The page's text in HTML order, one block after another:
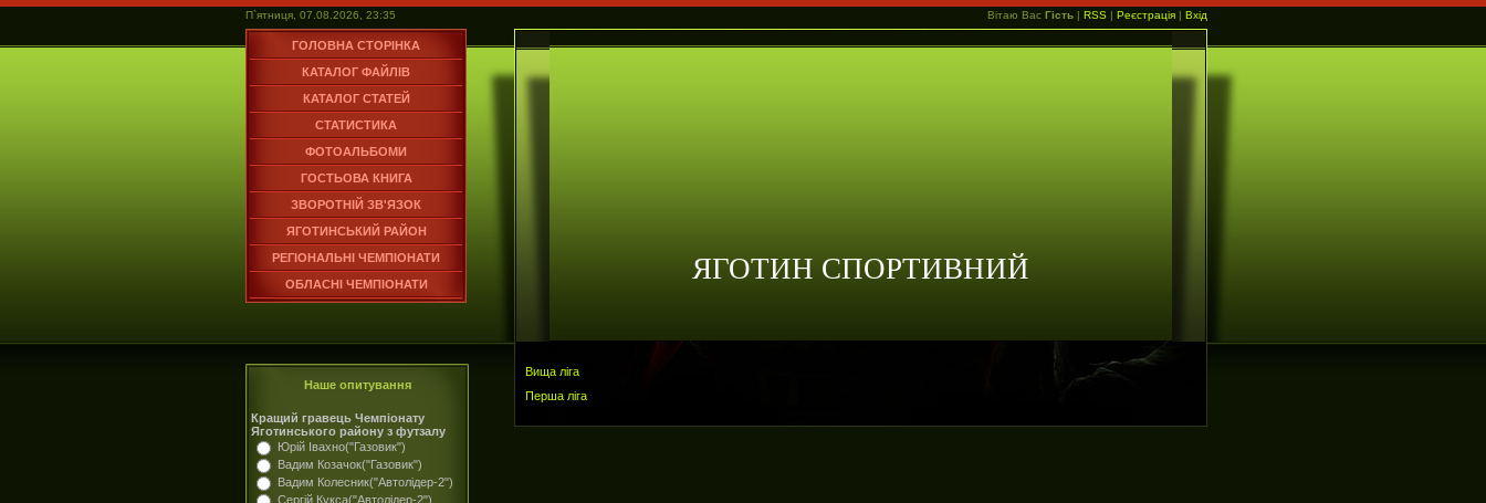
П`ятниця, 07.08.2026, 23:35 Вітаю Вас Гість | RSS | Реєстрація | Вхід
ГОЛОВНА СТОРІНКА
КАТАЛОГ ФАЙЛІВ
КАТАЛОГ СТАТЕЙ
СТАТИСТИКА
ФОТОАЛЬБОМИ
ГОСТЬОВА КНИГА
ЗВОРОТНІЙ ЗВ'ЯЗОК
ЯГОТИНСЬКИЙ РАЙОН
РЕГІОНАЛЬНІ ЧЕМПІОНАТИ
ОБЛАСНІ ЧЕМПІОНАТИ
ЯГОТИН СПОРТИВНИЙ
Наше опитування
Кращий гравець Чемпіонату
Яготинського району з футзалу
Юрій Івахно("Газовик")
Вадим Козачок("Газовик")
Вадим Колесник("Автолідер-2")
Сергій Кукса("Автолідер-2")
Вища ліга
Перша ліга